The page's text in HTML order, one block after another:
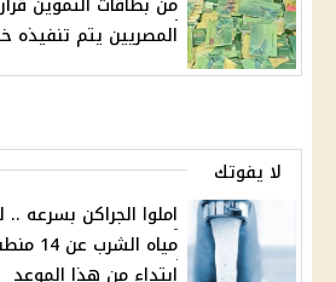
المصريين يتم تنفيذه
لا يفوتك
مياه
ابتداء من هذا الموعد